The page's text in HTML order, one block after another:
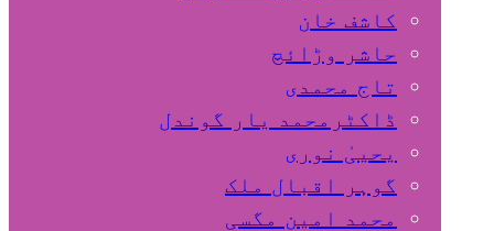
کاشف خان
حاشر وڑائچ
تاج محمدی
ڈاکٹرمحمد یار گوندل
گوہر اقبال ملک
محمد امین مگسی